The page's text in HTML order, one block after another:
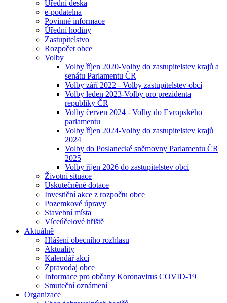
Úřední deska
e-podatelna
Povinné informace
Úřední hodiny
Zastupitelstvo
Rozpočet obce
Volby
Volby říjen 2020-Volby do zastupitelstev krajů a
senátu Parlamentu ČR
Volby září 2022 - Volby zastupitelstev obcí
Volby leden 2023-Volby pro prezidenta
republiky ČR
Volby červen 2024 - Volby do Evropského
parlamentu
Volby říjen 2024-Volby do zastupitelstev krajů
2024
Volby do Poslanecké sněmovny Parlamentu ČR
2025
Volby říjen 2026 do zastupitelstev obcí
Životní situace
Uskutečněné dotace
Investiční akce z rozpočtu obce
Pozemkové úpravy
Stavební místa
Víceúčelové hřiště
Aktuálně
Hlášení obecního rozhlasu
Aktuality
Kalendář akcí
Zpravodaj obce
Informace pro občany Koronavirus COVID-19
Smuteční oznámení
Organizace